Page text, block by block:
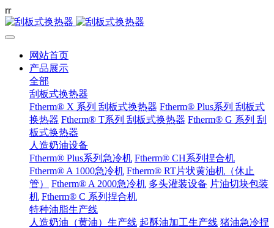
rr
网站首页
产品展示
全部
刮板式换热器
Ftherm® X 系列 刮板式换热器 Ftherm® Plus系列 刮板式
换热器 Ftherm® T系列 刮板式换热器 Ftherm® G 系列 刮
板式换热器
人造奶油设备
Ftherm® Plus系列急冷机 Ftherm® CH系列捏合机
Ftherm® A 1000急冷机 Ftherm® RT片状黄油机（休止
管）
Ftherm® A 2000急冷机 多头灌装设备 片油切块包装
机 Ftherm® C 系列捏合机
特种油脂生产线
人造奶油（黄油）生产线 起酥油加工生产线 猪油急冷捏